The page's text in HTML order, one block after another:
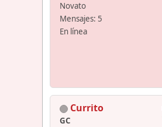
Novato
Mensajes: 5
En línea
Currito
GC